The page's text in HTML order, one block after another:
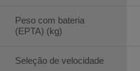
Peso com bateria
(EPTA) (kg)
Seleção de velocidade